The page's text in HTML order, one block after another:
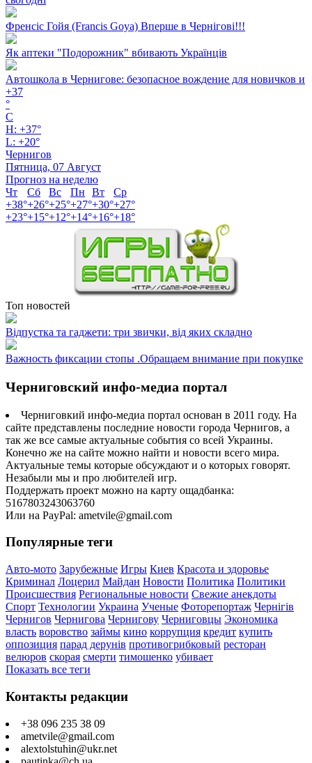
Френсіс Гойя (Francis Goya) Вперше в Чернігові!!!
Як аптеки "Подорожник" вбивають Українців
Автошкола в Чернигове: безопасное вождение для новичков и
+37
°
C
H: +37°
L: +20°
Чернигов
Пятница, 07 Август
Прогноз на неделю
Чт
Сб Вс Пн Вт
Ср
+38°+26°+25°+27°+30°+27°
+23°+15°+12°+14°+16°+18°
Топ новостей
Відпустка та гаджети: три звички, від яких складно
Важность фиксации стопы .Обращаем внимание при покупке
Черниговский инфо-медиа портал
Черниговкий инфо-медиа портал основан в 2011 году. На
сайте представлены последние новости города Чернигов, а
так же все самые актуальные события со всей Украины.
Конечно же на сайте можно найти и новости всего мира.
Актуальные темы которые обсуждают и о которых говорят.
Незабыли мы и про любителей игр.
Поддержать проект можно на карту ощадбанка:
5167803243063760
Или на PayPal: ametvile@gmail.com
Популярные теги
Авто-мото Зарубежные Игры Киев Красота и здоровье
Криминал Лоцерил Майдан Новости Политика Политики
Происшествия Региональные новости Свежие анекдоты
Спорт Технологии Украина Ученые Фоторепортаж Чернігів
Чернигов Чернигова Чернигову Черниговцы Экономика
власть воровство займы кино коррупция кредит купить
оппозиция парад дерунів противогрибковый ресторан
велюров скорая смерти тимошенко убивает
Показать все теги
Контакты редакции
+38 096 235 38 09
ametvile@gmail.com
alextolstuhin@ukr.net